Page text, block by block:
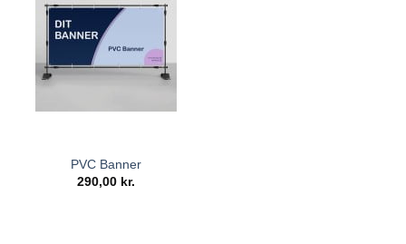
PVC Banner
290,00 kr.